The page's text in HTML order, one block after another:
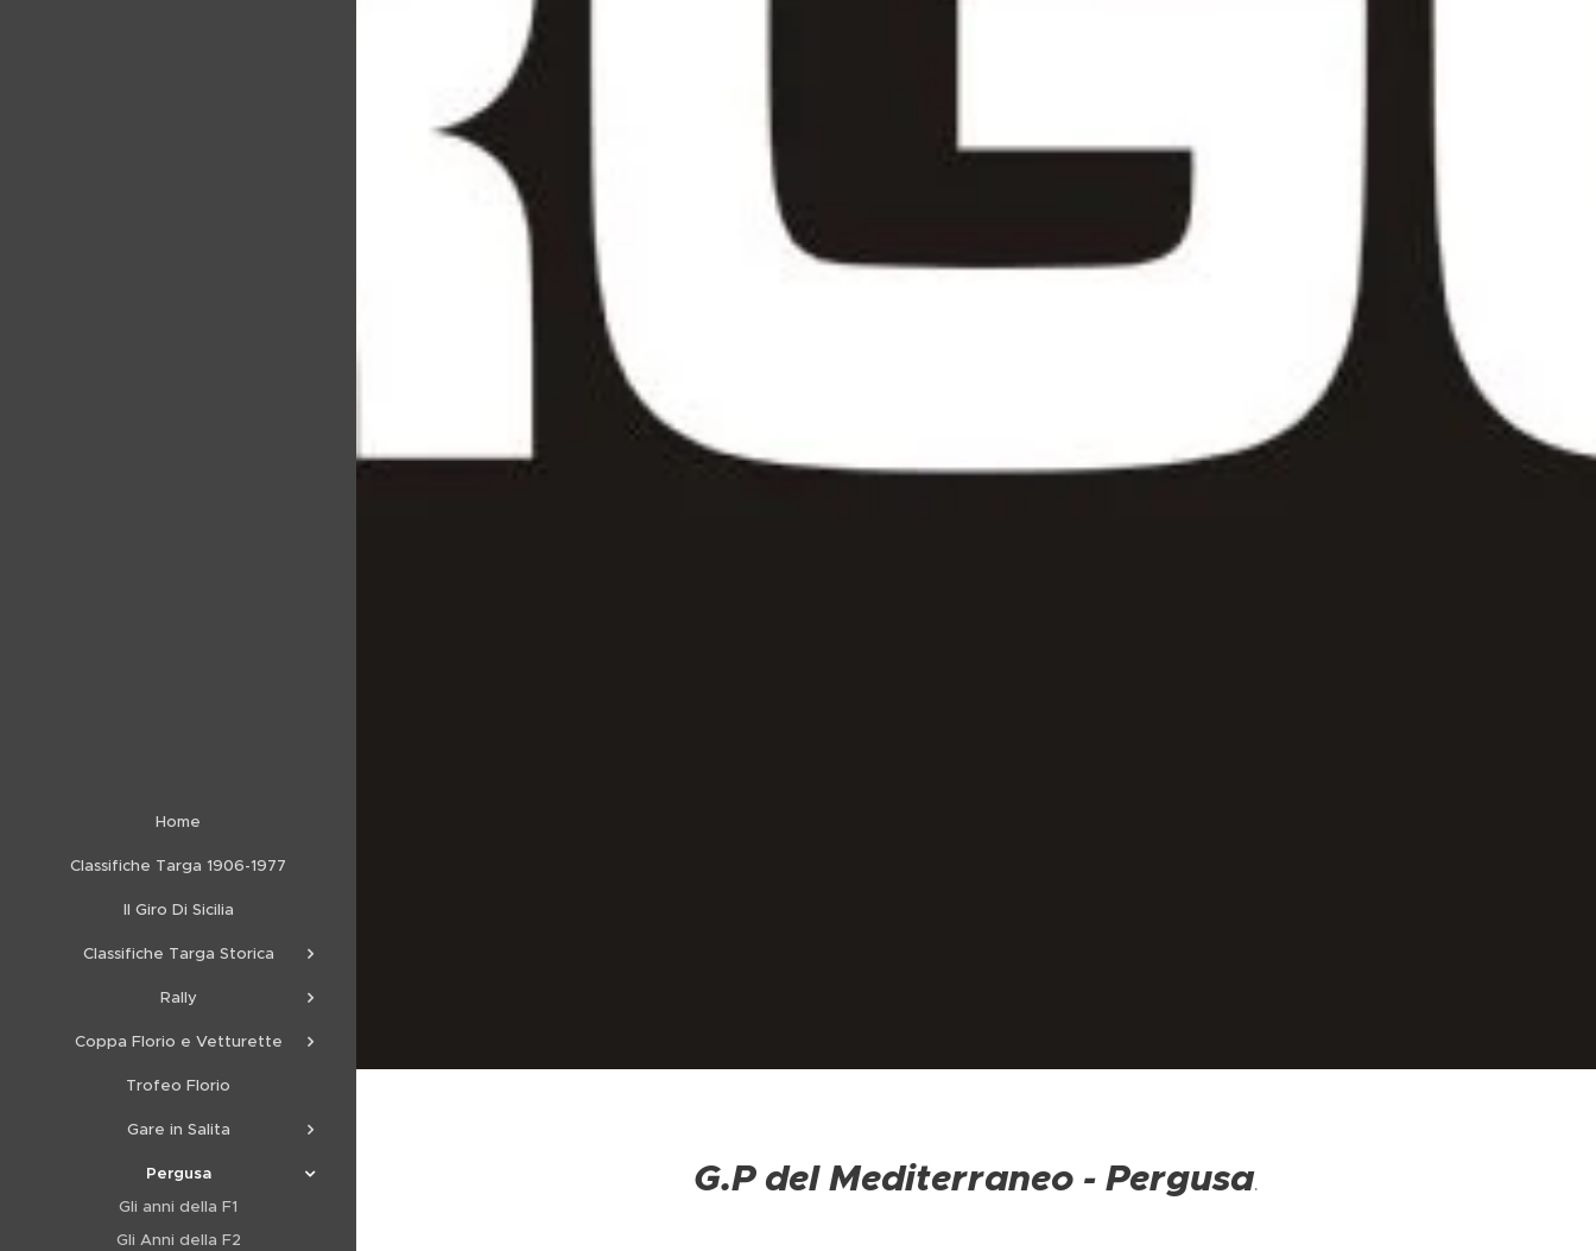
Home
Classifiche Targa 1906-1977
Il Giro Di Sicilia
Classifiche Targa Storica
Rally
Coppa Florio e Vetturette
Trofeo Florio
Gare in Salita
Pergusa
Gli anni della F1
Gli Anni della F2
G.P del Mediterraneo - Pergusa.